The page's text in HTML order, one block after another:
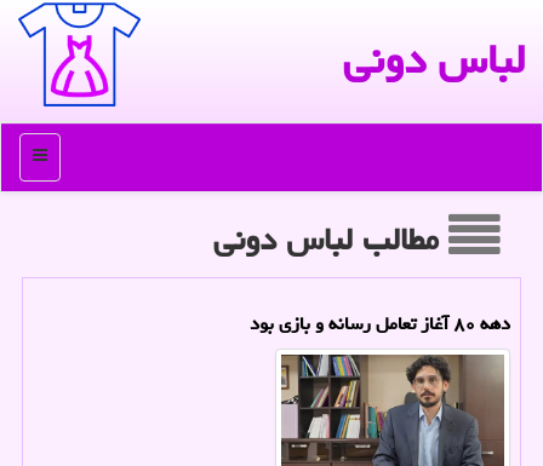
لباس دونی
منو
مطالب لباس دونی
دهه ۸۰ آغاز تعامل رسانه و بازی بود